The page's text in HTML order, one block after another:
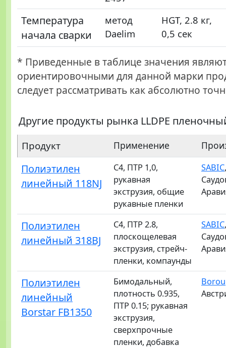
Температура
начала сварки
метод
Daelim
HGT, 2.8 кг,
0,5 сек
* Приведенные в таблице значения
ориентировочными для данной марки
следует рассматривать как абсолютно
Другие продукты рынка LLDPE
Продукт Применение
Полиэтилен
линейный 118NJ
C4, ПТР 1,0,
рукавная
экструзия, общие
рукавные пленки
SABIC,
Полиэтилен
линейный 318BJ
C4, ПТР 2.8,
плоскощелевая
экструзия, стрейч-
пленки, компаунды
SABIC,
Полиэтилен
линейный
Borstar FB1350
Бимодальный,
плотность 0.935,
ПТР 0.15; рукавная
экструзия,
сверхпрочные
пленки, добавка